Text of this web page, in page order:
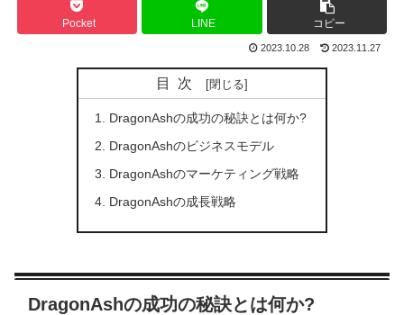
Pocket LINE コピー
2023.10.28 2023.11.27
目次
DragonAshの成功の秘訣とは何か?
DragonAshのビジネスモデル
DragonAshのマーケティング戦略
DragonAshの成長戦略
DragonAshの成功の秘訣とは何か?